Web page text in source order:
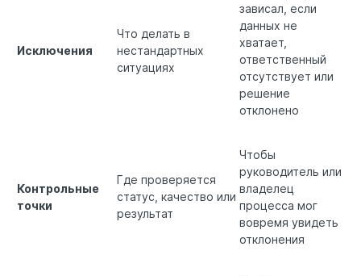
Исключения
Что делать в
нестандартных
ситуациях
зависал, если
данных не
хватает,
ответственный
отсутствует или
решение
отклонено
Контрольные
точки
Где проверяется
статус, качество или
результат
Чтобы
руководитель или
владелец
процесса мог
вовремя увидеть
отклонения